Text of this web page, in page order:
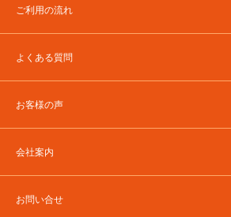
ご利用の流れ
よくある質問
お客様の声
会社案内
お問い合せ